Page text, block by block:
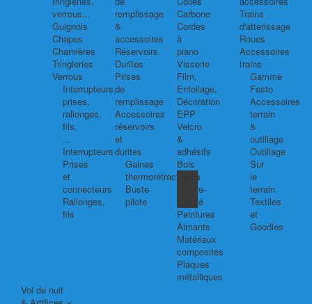
verrous...
Guignols
Chapes
Charnières
Tringleries
Verrous
Interrupteurs,
prises,
rallonges,
fils,
...
Interrupteurs
Prises
et
connecteurs
Rallonges,
fils
remplissage
&
accessoires
Réservoirs
Durites
Prises
de
remplissage
Accessoires
réservoirs
et
durites
Gaines
thermorétractables
Buste
pilote
Carbone
Cordes
à
piano
Visserie
Film,
Entoilage,
Décoration
EPP
Velcro
&
adhésifs
Bois
Balsa
Contre-
plaqué
Peintures
Aimants
Matériaux
composites
Plaques
métalliques
Trains
d'atterissage
Roues
Accessoires
trains
Gamme
Festo
Accessoires
terrain
&
outillage
Outillage
Sur
le
terrain
Textiles
et
Goodies
Vol de nuit